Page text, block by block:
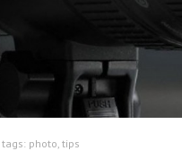
tags: photo tips